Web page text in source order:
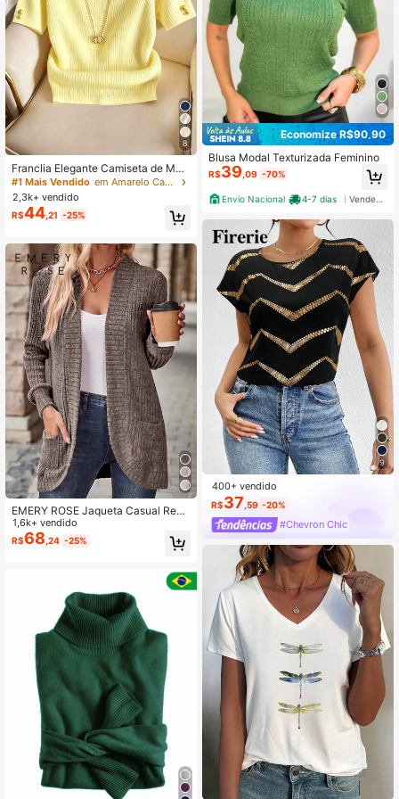
8
Franclia Elegante Camiseta de Mal
ha de Gola Redonda, Camiseta de
Malha de Moda Minimalista, Novos
Lançamentos de Verão
#1 Mais Vendido
em Amarelo Camisetas básicas casuais
2,3k+ vendido
R$44 ,21 -25%
EMERY ROSE Jaqueta Casual Regu
lar de Cor Sólida Feminina
1,6k+ vendido
R$68,24 -25%
Economize R$90,90
Blusa Modal Texturizada Feminino
R$39 ,09 -70%
Envio Nacional 4-7 dias
9
400+ vendido
R$37 ,59 -20%
#Chevron Chic